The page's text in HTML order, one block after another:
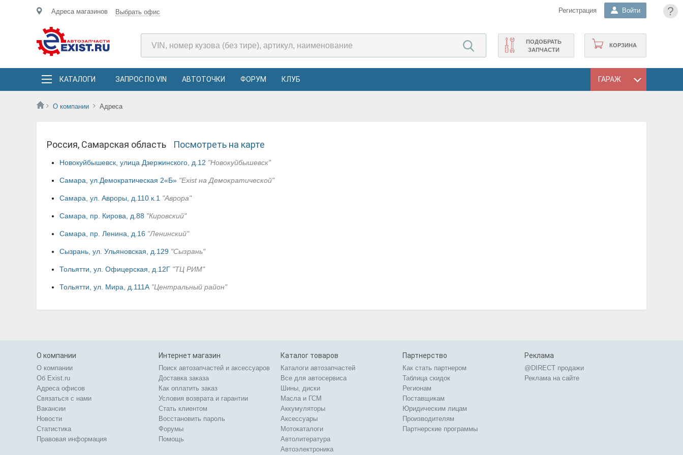
?
Адреса магазинов Выбрать офис Регистрация Войти
КОРЗИНА
ПОДОБРАТЬ
ЗАПЧАСТИ
КАТАЛОГИ ЗАПРОС ПО VIN АВТОТОЧКИ ФОРУМ КЛУБ ГАРАЖ
О компании Адреса
Россия, Самарская область Посмотреть на карте
Новокуйбышевск, улица Дзержинского, д.12 "Новокуйбышевск"
Самара, ул.Демократическая 2«Б» "Exist на Демократической"
Самара, ул. Авроры, д.110 к.1 "Аврора"
Самара, пр. Кирова, д.88 "Кировский"
Самара, пр. Ленина, д.16 "Ленинский"
Сызрань, ул. Ульяновская, д.129 "Сызрань"
Тольятти, ул. Офицерская, д.12Г "ТЦ РИМ"
Тольятти, ул. Мира, д.111А "Центральный район"
О компании
О компании
Об Exist.ru
Адреса офисов
Связаться с нами
Вакансии
Новости
Статистика
Правовая информация
Интернет магазин
Поиск автозапчастей и аксессуаров
Доставка заказа
Как оплатить заказ
Условия возврата и гарантии
Стать клиентом
Восстановить пароль
Форумы
Помощь
Каталог товаров
Каталоги автозапчастей
Все для автосервиса
Шины, диски
Масла и ГСМ
Аккумуляторы
Аксессуары
Мотокаталоги
Автолитература
Автоэлектроника
Партнерство
Как стать партнером
Таблица скидок
Регионам
Поставщикам
Юридическим лицам
Производителям
Партнерские программы
Реклама
@DIRECT продажи
Реклама на сайте